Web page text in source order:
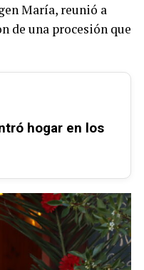
María, reunió a
de una procesión que
hogar en los